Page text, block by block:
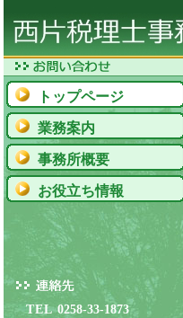
トップページ
業務案内
事務所概要
お役立ち情報
TEL 0258-33-1873